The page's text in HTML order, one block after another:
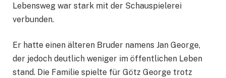
Lebensweg war stark mit der Schauspielerei
verbunden.
Er hatte einen älteren Bruder namens Jan George,
der jedoch deutlich weniger im öffentlichen Leben
stand. Die Familie spielte für Götz George trotz